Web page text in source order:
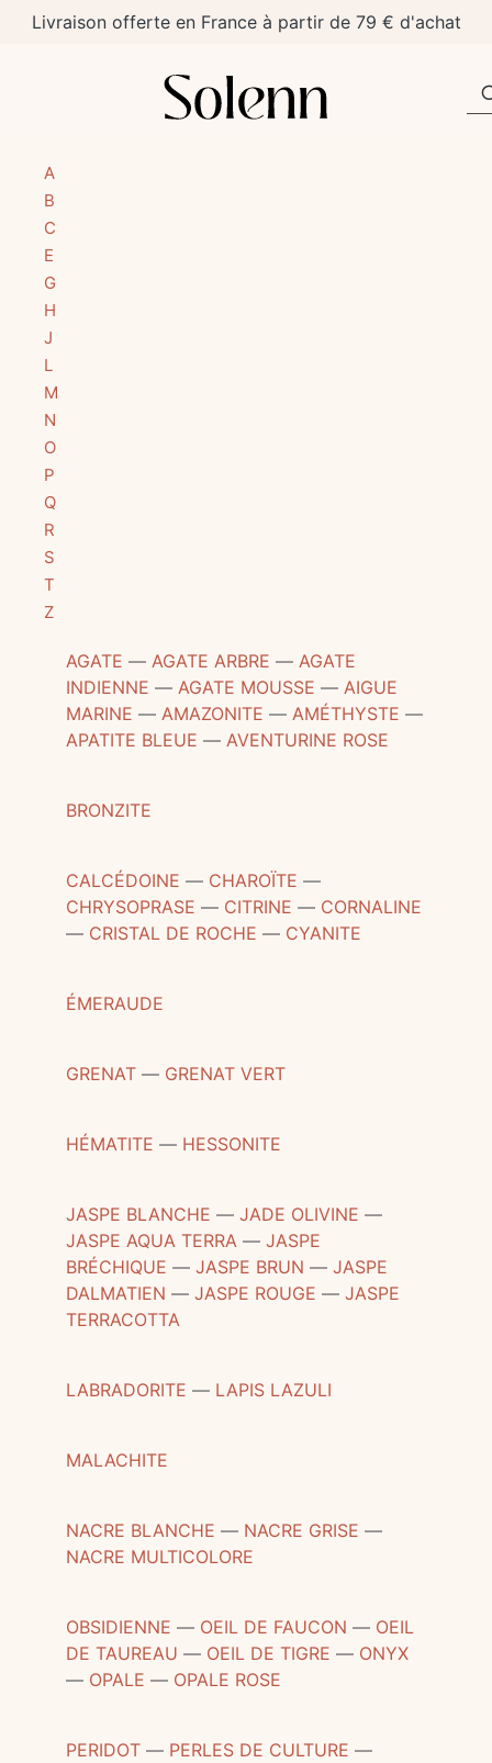
Livraison offerte en France à partir de 79 € d'achat
A
B
C
E
G
H
J
L
M
N
O
P
Q
R
S
T
Z
AGATE ―AGATE ARBRE ―AGATE
INDIENNE ―AGATE MOUSSE ―AIGUE
MARINE ―AMAZONITE ―AMÉTHYSTE ―
APATITE BLEUE ―AVENTURINE ROSE
BRONZITE
CALCÉDOINE ― CHAROÏTE ―
CHRYSOPRASE ― CITRINE ― CORNALINE
― CRISTAL DE ROCHE ― CYANITE
ÉMERAUDE
GRENAT ― GRENAT VERT
HÉMATITE ― HESSONITE
JASPE BLANCHE ―JADE OLIVINE ―
JASPE AQUA TERRA ―JASPE
BRÉCHIQUE ―JASPE BRUN ―JASPE
DALMATIEN ―JASPE ROUGE ―JASPE
TERRACOTTA
LABRADORITE ― LAPIS LAZULI
MALACHITE
NACRE BLANCHE ― NACRE GRISE ―
NACRE MULTICOLORE
OBSIDIENNE ― OEIL DE FAUCON ― OEIL
DE TAUREAU ― OEIL DE TIGRE ― ONYX
― OPALE ― OPALE ROSE
PERIDOT ― PERLES DE CULTURE ―